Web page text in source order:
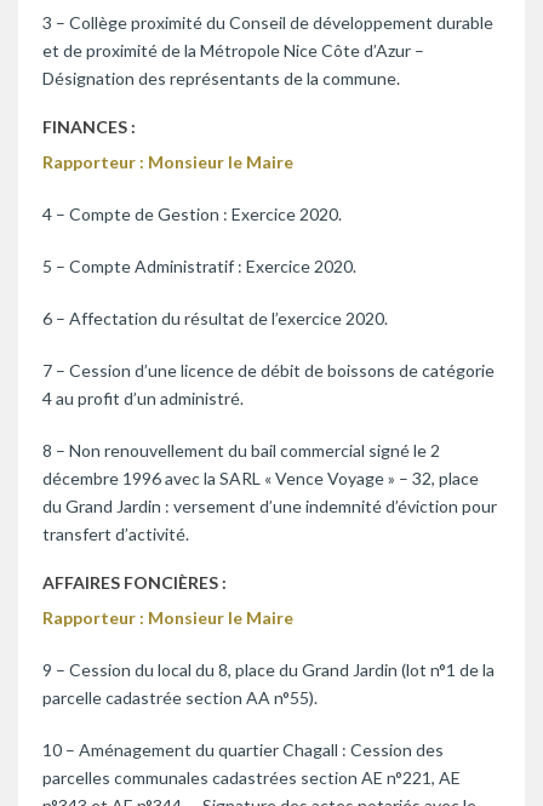
3 – Collège proximité du Conseil de développement durable
et de proximité de la Métropole Nice Côte d’Azur –
Désignation des représentants de la commune.
FINANCES :
Rapporteur : Monsieur le Maire
4 – Compte de Gestion : Exercice 2020.
5 – Compte Administratif : Exercice 2020.
6 – Affectation du résultat de l’exercice 2020.
7 – Cession d’une licence de débit de boissons de catégorie
4 au profit d’un administré.
8 – Non renouvellement du bail commercial signé le 2
décembre 1996 avec la SARL « Vence Voyage » – 32, place
du Grand Jardin : versement d’une indemnité d’éviction pour
transfert d’activité.
AFFAIRES FONCIÈRES :
Rapporteur : Monsieur le Maire
9 – Cession du local du 8, place du Grand Jardin (lot n°1 de la
parcelle cadastrée section AA n°55).
10 – Aménagement du quartier Chagall : Cession des
parcelles communales cadastrées section AE n°221, AE